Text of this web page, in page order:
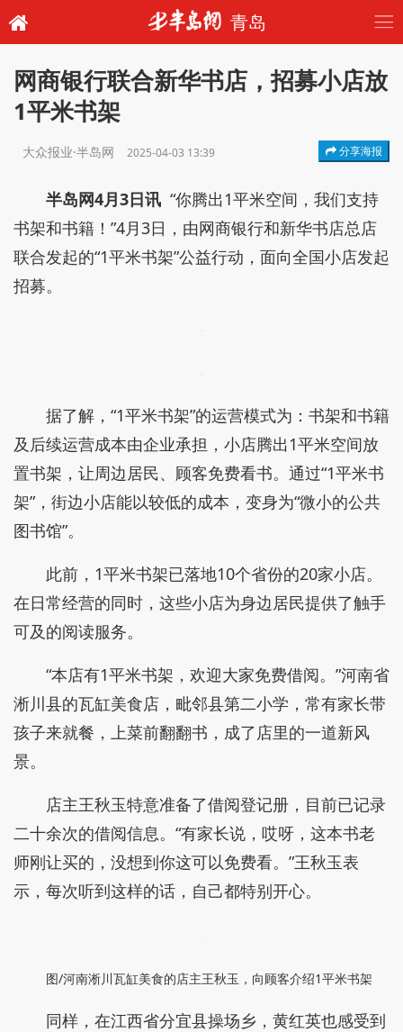
青岛
网商银行联合新华书店，招募小店放
1平米书架
大众报业·半岛网 2025-04-03 13:39 分享海报
半岛网4月3日讯 “你腾出1平米空间，我们支持
书架和书籍！”4月3日，由网商银行和新华书店总店
联合发起的“1平米书架”公益行动，面向全国小店发起
招募。
据了解，“1平米书架”的运营模式为：书架和书籍
及后续运营成本由企业承担，小店腾出1平米空间放
置书架，让周边居民、顾客免费看书。通过“1平米书
架”，街边小店能以较低的成本，变身为“微小的公共
图书馆”。
此前，1平米书架已落地10个省份的20家小店。
在日常经营的同时，这些小店为身边居民提供了触手
可及的阅读服务。
“本店有1平米书架，欢迎大家免费借阅。”河南省
淅川县的瓦缸美食店，毗邻县第二小学，常有家长带
孩子来就餐，上菜前翻翻书，成了店里的一道新风
景。
店主王秋玉特意准备了借阅登记册，目前已记录
二十余次的借阅信息。“有家长说，哎呀，这本书老
师刚让买的，没想到你这可以免费看。”王秋玉表
示，每次听到这样的话，自己都特别开心。
图/河南淅川瓦缸美食的店主王秋玉，向顾客介绍1平米书架
同样，在江西省分宜县操场乡，黄红英也感受到